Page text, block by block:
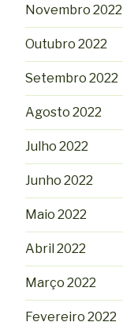
Novembro 2022
Outubro 2022
Setembro 2022
Agosto 2022
Julho 2022
Junho 2022
Maio 2022
Abril 2022
Março 2022
Fevereiro 2022